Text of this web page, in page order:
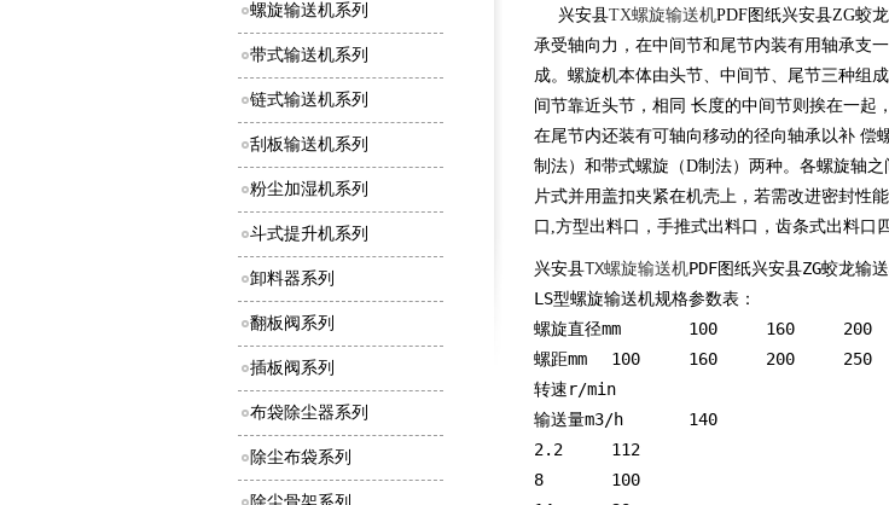
螺旋输送机系列
带式输送机系列
链式输送机系列
刮板输送机系列
粉尘加湿机系列
斗式提升机系列
卸料器系列
翻板阀系列
插板阀系列
布袋除尘器系列
除尘布袋系列
兴安县TX螺旋输送机PDF图纸兴安县ZG蛟
承受轴向力，在中间节和尾节内装有用轴承支
成。螺旋机本体由头节、中间节、尾节三种组
间节靠近头节，相同 长度的中间节则挨在一起
在尾节内还装有可轴向移动的径向轴承以补 偿
制法）和带式螺旋（D制法）两种。各螺旋轴
片式并用盖扣夹紧在机壳上，若需改进密封性
口,方型出料口，手推式出料口，齿条式出料口四
兴安县TX螺旋输送机PDF图纸兴安县ZG蛟龙输
LS型螺旋输送机规格参数表：
转速r/min
输送量m3/h	140
2.2	112
8	100